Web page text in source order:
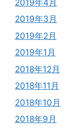
2019年4月
2019年3月
2019年2月
2019年1月
2018年12月
2018年11月
2018年10月
2018年9月